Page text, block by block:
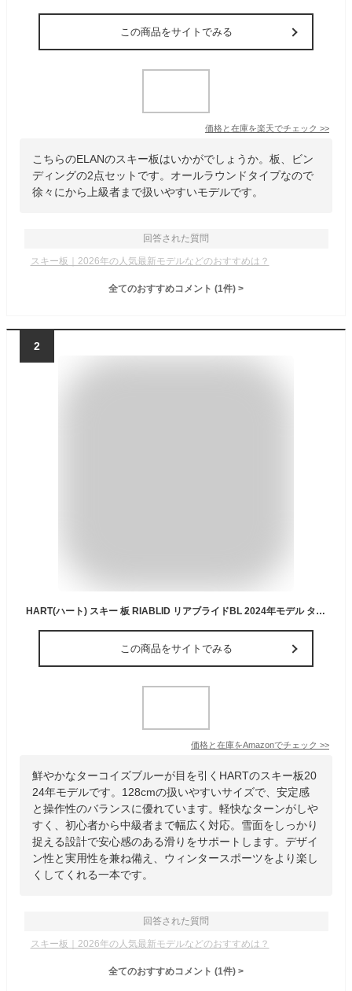
この商品をサイトでみる
価格と在庫を楽天でチェック >>
こちらのELANのスキー板はいかがでしょうか。板、ビン
ディングの2点セットです。オールラウンドタイプなので
徐々にから上級者まで扱いやすいモデルです。
回答された質問
スキー板｜2026年の人気最新モデルなどのおすすめは？
全てのおすすめコメント (1件) >
2
HART(ハート) スキー 板 RIABLID リアブライドBL 2024年モデル ターコイズブルー 128cm
この商品をサイトでみる
価格と在庫をAmazonでチェック >>
鮮やかなターコイズブルーが目を引くHARTのスキー板20
24年モデルです。128cmの扱いやすいサイズで、安定感
と操作性のバランスに優れています。軽快なターンがしや
すく、初心者から中級者まで幅広く対応。雪面をしっかり
捉える設計で安心感のある滑りをサポートします。デザイ
ン性と実用性を兼ね備え、ウィンタースポーツをより楽し
くしてくれる一本です。
回答された質問
スキー板｜2026年の人気最新モデルなどのおすすめは？
全てのおすすめコメント (1件) >